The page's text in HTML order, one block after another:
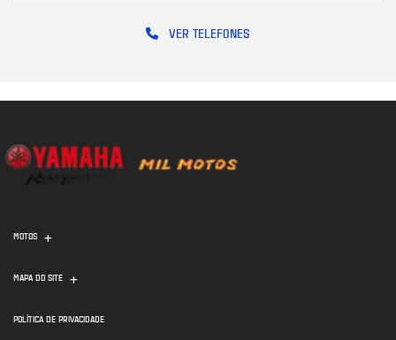
VER TELEFONES
MOTOS
MAPA DO SITE
POLÍTICA DE PRIVACIDADE